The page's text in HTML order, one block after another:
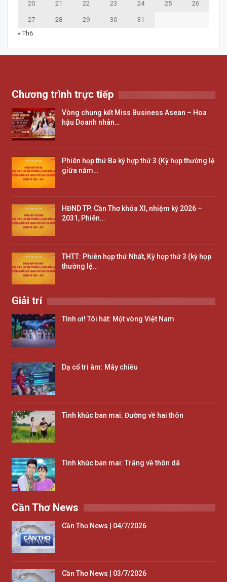
20 21 22 23 24 25 26
27 28 29 30
31
« Th6
Chương trình trực tiếp
Vòng chung kết Miss Business Asean – Hoa
hậu Doanh nhân…
Phiên họp thứ Ba kỳ hợp thứ 3 (Kỳ hợp thường lệ
giữa năm…
HĐND TP. Cần Thơ khóa XI, nhiệm kỳ 2026 –
2031, Phiên…
THTT: Phiên họp thứ Nhất, Kỳ họp thứ 3 (kỳ họp
thường lệ…
Giải trí
Tình ơi! Tôi hát: Một vòng Việt Nam
Dạ cổ tri âm: Mây chiều
Tình khúc ban mai: Đường về hai thôn
Tình khúc ban mai: Trăng về thôn dã
Cần Thơ News
Cần Thơ News | 04/7/2026
Cần Thơ News | 03/7/2026